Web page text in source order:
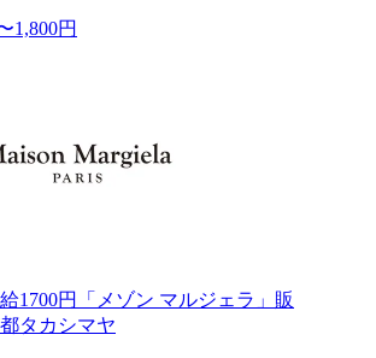
1,800円
1700円「メゾン マルジェラ」販
タカシマヤ